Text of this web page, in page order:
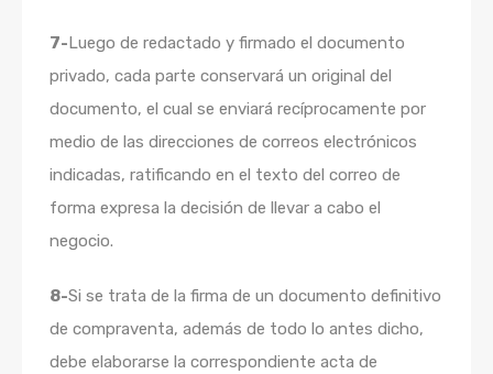
7-Luego de redactado y firmado el documento
privado, cada parte conservará un original del
documento, el cual se enviará recíprocamente por
medio de las direcciones de correos electrónicos
indicadas, ratificando en el texto del correo de
forma expresa la decisión de llevar a cabo el
negocio.
8-Si se trata de la firma de un documento definitivo
de compraventa, además de todo lo antes dicho,
debe elaborarse la correspondiente acta de